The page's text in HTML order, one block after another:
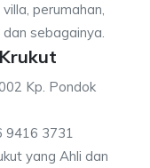
perumahan,
sebagainya.
Kp. Pondok
9416 3731
yang Ahli dan